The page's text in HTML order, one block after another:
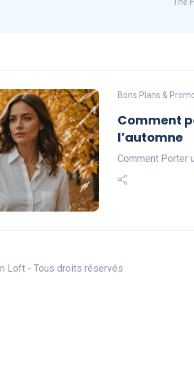
Bons Plans &
Comment
l’automne
Comment Porter
Loft - Tous droits réservés